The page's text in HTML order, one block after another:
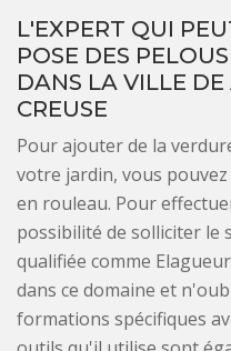
L'EXPERT QUI
POSE DES
DANS LA VILLE
CREUSE
Pour ajouter de la
votre jardin, vous
en rouleau. Pour
possibilité de solliciter le
qualifiée comme
dans ce domaine et
formations spécifiques